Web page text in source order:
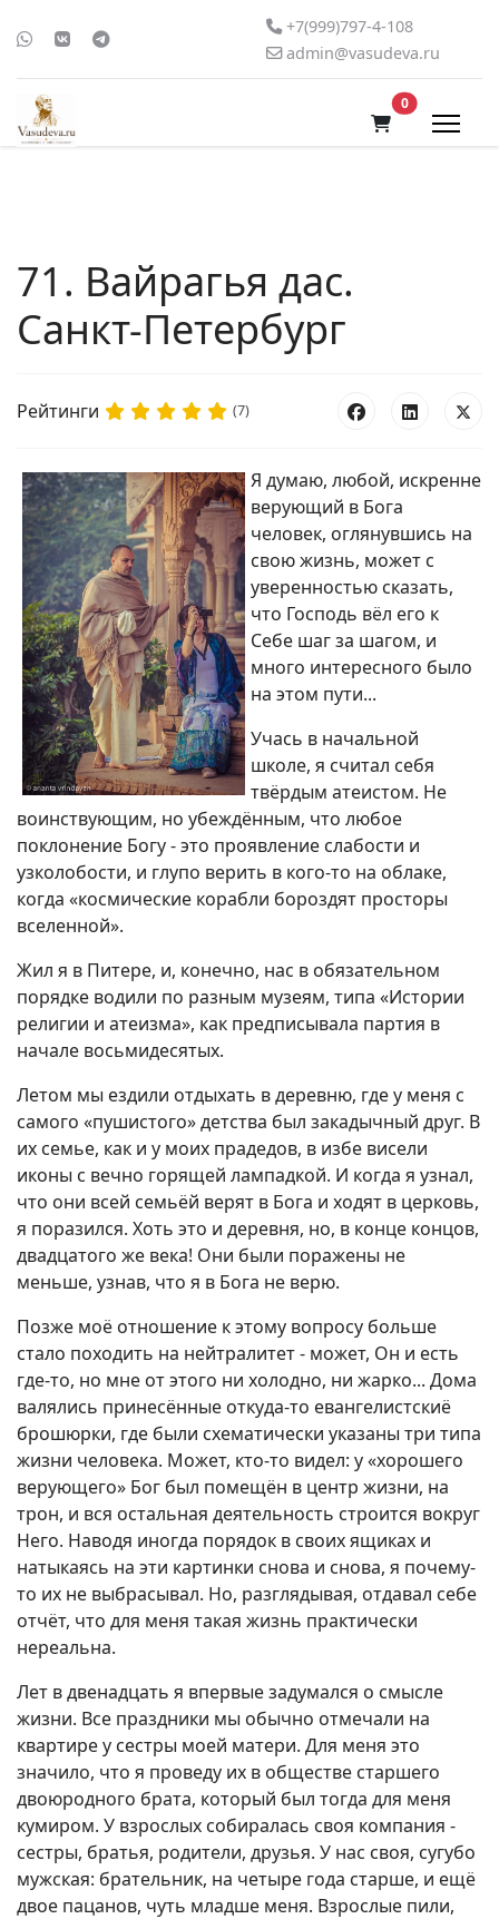
+7(999)797-4-108
admin@vasudeva.ru
0В корзину
71. Вайрагья дас.
Санкт-Петербург
Рейтинги (7)
Я думаю, любой, искренне
верующий в Бога
человек, оглянувшись на
свою жизнь, может с
уверенностью сказать,
что Господь вёл его к
Себе шаг за шагом, и
много интересного было
на этом пути...
Учась в начальной
школе, я считал себя
твёрдым атеистом. Не
воинствующим, но убеждённым, что любое
поклонение Богу - это проявление слабости и
узколобости, и глупо верить в кого-то на облаке,
когда «космические корабли бороздят просторы
вселенной».
Жил я в Питере, и, конечно, нас в обязательном
порядке водили по разным музеям, типа «Истории
религии и атеизма», как предписывала партия в
начале восьмидесятых.
Летом мы ездили отдыхать в деревню, где у меня с
самого «пушистого» детства был закадычный друг. В
их семье, как и у моих прадедов, в избе висели
иконы с вечно горящей лампадкой. И когда я узнал,
что они всей семьёй верят в Бога и ходят в церковь,
я поразился. Хоть это и деревня, но, в конце концов,
двадцатого же века! Они были поражены не
меньше, узнав, что я в Бога не верю.
Позже моё отношение к этому вопросу больше
стало походить на нейтралитет - может, Он и есть
где-то, но мне от этого ни холодно, ни жарко... Дома
валялись принесённые откуда-то евангелистскиё
брошюрки, где были схематически указаны три типа
жизни человека. Может, кто-то видел: у «хорошего
верующего» Бог был помещён в центр жизни, на
трон, и вся остальная деятельность строится вокруг
Него. Наводя иногда порядок в своих ящиках и
натыкаясь на эти картинки снова и снова, я почему-
то их не выбрасывал. Но, разглядывая, отдавал себе
отчёт, что для меня такая жизнь практически
нереальна.
Лет в двенадцать я впервые задумался о смысле
жизни. Все праздники мы обычно отмечали на
квартире у сестры моей матери. Для меня это
значило, что я проведу их в обществе старшего
двоюродного брата, который был тогда для меня
кумиром. У взрослых собиралась своя компания -
сестры, братья, родители, друзья. У нас своя, сугубо
мужская: брательник, на четыре года старше, и ещё
двое пацанов, чуть младше меня. Взрослые пили,